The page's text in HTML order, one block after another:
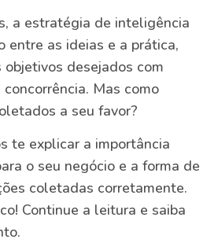
a estratégia de inteligência
entre as ideias e a prática,
desejados com
Mas como
a seu favor?
te explicar a importância
o seu negócio e a forma de
coletadas corretamente.
Continue a leitura e saiba